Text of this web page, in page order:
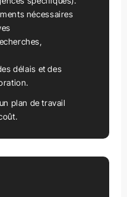
nécessaires
délais et des
plan de travail